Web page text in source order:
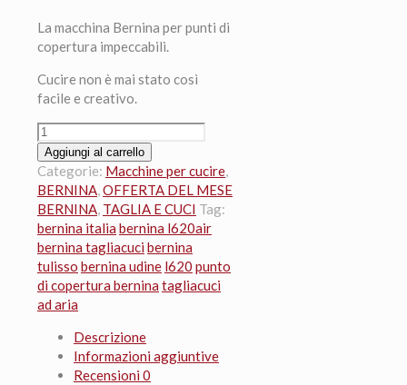
La macchina Bernina per punti di
copertura impeccabili.
Cucire non è mai stato così
facile e creativo.
BERNINA
L620AIR
quantità
Aggiungi al carrello
Categorie: Macchine per cucire,
BERNINA,OFFERTA DEL MESE
BERNINA, TAGLIA E CUCI Tag:
bernina italia bernina l620air
bernina tagliacuci bernina
tulisso bernina udine l620 punto
di copertura bernina tagliacuci
ad aria
Descrizione
Informazioni aggiuntive
Recensioni 0